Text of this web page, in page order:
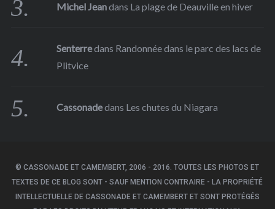
Michel Jeandans La plage de Deauville en hiver
Senterredans Randonnée dans le parc des lacs de
Plitvice
Cassonadedans Les chutes du Niagara
© CASSONADE ET CAMEMBERT, 2006 - 2016. TOUTES LES PHOTOS ET
TEXTES DE CE BLOG SONT - SAUF MENTION CONTRAIRE - LA PROPRIÉTÉ
INTELLECTUELLE DE CASSONADE ET CAMEMBERT ET SONT PROTÉGÉS